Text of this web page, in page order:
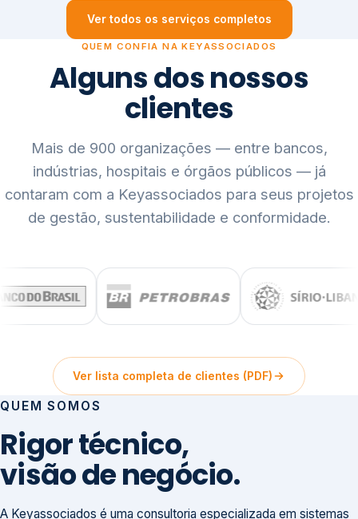
Ver todos os serviços completos
QUEM CONFIA NA KEYASSOCIADOS
Alguns dos nossos
clientes
Mais de 900 organizações — entre bancos,
indústrias, hospitais e órgãos públicos — já
contaram com a Keyassociados para seus projetos
de gestão, sustentabilidade e conformidade.
Ver lista completa de clientes (PDF)
QUEM SOMOS
Rigor técnico,
visão de negócio.
A Keyassociados é uma consultoria especializada em sistemas